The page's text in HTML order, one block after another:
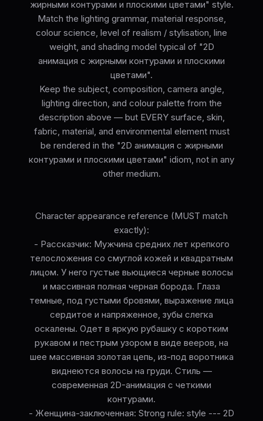
жирными контурами и плоскими цветами" style.
Match the lighting grammar, material response,
colour science, level of realism / stylisation, line
weight, and shading model typical of "2D
анимация с жирными контурами и плоскими
цветами".
Keep the subject, composition, camera angle,
lighting direction, and colour palette from the
description above — but EVERY surface, skin,
fabric, material, and environmental element must
be rendered in the "2D анимация с жирными
контурами и плоскими цветами" idiom, not in any
other medium.
Character appearance reference (MUST match
exactly):
- Рассказчик: Мужчина средних лет крепкого
телосложения со смуглой кожей и квадратным
лицом. У него густые вьющиеся черные волосы
и массивная полная черная борода. Глаза
темные, под густыми бровями, выражение лица
сердитое и напряженное, зубы слегка
оскалены. Одет в яркую рубашку с коротким
рукавом и пестрым узором в виде вееров, на
шее массивная золотая цепь, из-под воротника
виднеются волосы на груди. Стиль —
современная 2D-анимация с четкими
контурами.
- Женщина-заключенная: Strong rule: style --- 2D